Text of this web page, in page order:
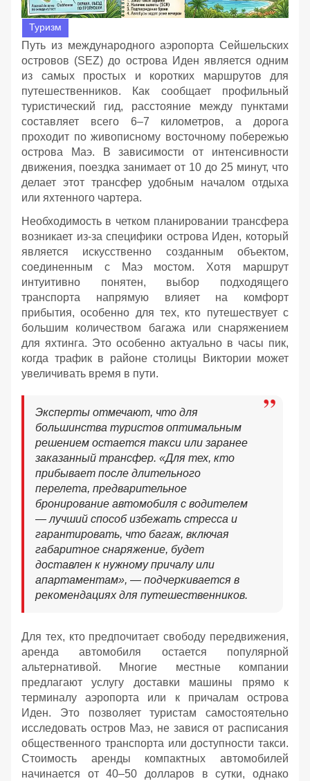
Туризм
Путь из международного аэропорта Сейшельских
островов (SEZ) до острова Иден является одним
из самых простых и коротких маршрутов для
путешественников. Как сообщает профильный
туристический гид, расстояние между пунктами
составляет всего 6–7 километров, а дорога
проходит по живописному восточному побережью
острова Маэ. В зависимости от интенсивности
движения, поездка занимает от 10 до 25 минут, что
делает этот трансфер удобным началом отдыха
или яхтенного чартера.
Необходимость в четком планировании трансфера
возникает из-за специфики острова Иден, который
является искусственно созданным объектом,
соединенным с Маэ мостом. Хотя маршрут
интуитивно понятен, выбор подходящего
транспорта напрямую влияет на комфорт
прибытия, особенно для тех, кто путешествует с
большим количеством багажа или снаряжением
для яхтинга. Это особенно актуально в часы пик,
когда трафик в районе столицы Виктории может
увеличивать время в пути.
Эксперты отмечают, что для
большинства туристов оптимальным
решением остается такси или заранее
заказанный трансфер. «Для тех, кто
прибывает после длительного
перелета, предварительное
бронирование автомобиля с водителем
— лучший способ избежать стресса и
гарантировать, что багаж, включая
габаритное снаряжение, будет
доставлен к нужному причалу или
апартаментам», — подчеркивается в
рекомендациях для путешественников.
Для тех, кто предпочитает свободу передвижения,
аренда автомобиля остается популярной
альтернативой. Многие местные компании
предлагают услугу доставки машины прямо к
терминалу аэропорта или к причалам острова
Иден. Это позволяет туристам самостоятельно
исследовать остров Маэ, не завися от расписания
общественного транспорта или доступности такси.
Стоимость аренды компактных автомобилей
начинается от 40–50 долларов в сутки, однако